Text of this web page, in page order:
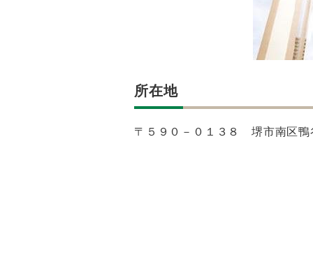
所在地
〒５９０－０１３８ 堺市南区鴨